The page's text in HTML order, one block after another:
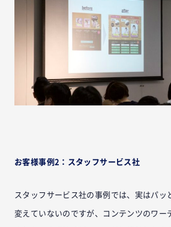
お客様事例2：スタッフサービス社
スタッフサービス社の事例では、実はパッ
変えていないのですが、コンテンツのワー